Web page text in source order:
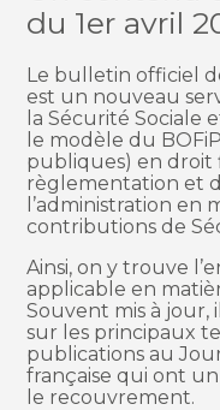
du 1er avril
Le bulletin officiel
est un nouveau
la Sécurité Sociale
le modèle du
publiques) en droit
règlementation et
l’administration en
contributions de
Ainsi, on y trouve
applicable en
Souvent mis à
sur les principaux
publications au
française qui ont
le recouvrement.